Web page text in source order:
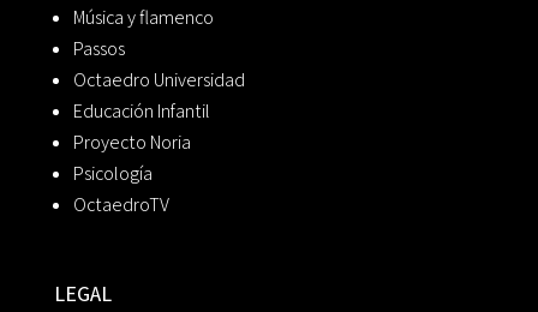
Música y flamenco
Passos
Octaedro Universidad
Educación Infantil
Proyecto Noria
Psicología
OctaedroTV
LEGAL